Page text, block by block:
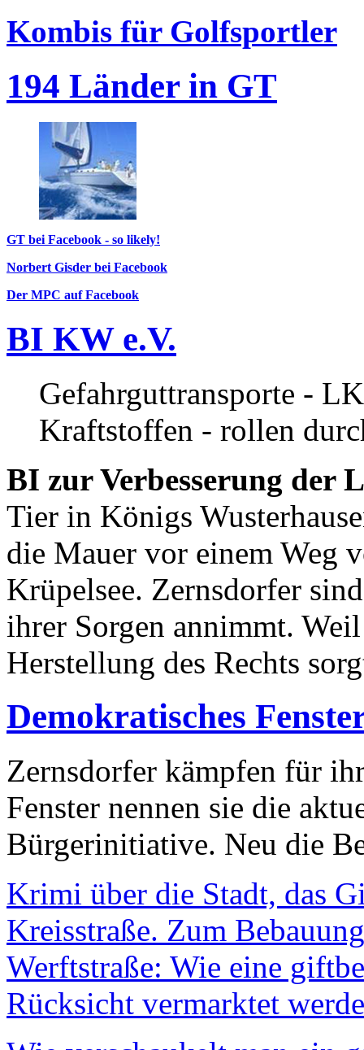
Kombis für Golfsportler
194 Länder in GT
GT bei Facebook - so likely!
Norbert Gisder bei Facebook
Der MPC auf Facebook
BI KW e.V.
Gefahrguttransporte -
Kraftstoffen - rollen
BI zur Verbesserung der
Tier in Königs
die Mauer vor einem Weg
Krüpelsee. Zernsdorfer
ihrer Sorgen annimmt.
Herstellung des Rechts
Demokratisches
Zernsdorfer kämpfen für
Fenster nennen sie die
Bürgerinitiative. Neu die
Krimi über die Stadt, das
Kreisstraße. Zum
Werftstraße: Wie eine
Rücksicht vermarktet